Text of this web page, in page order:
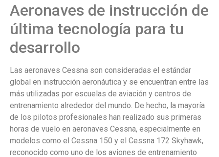
Aeronaves de instrucción de
última tecnología para tu
desarrollo
Las aeronaves Cessna son consideradas el estándar
global en instrucción aeronáutica y se encuentran entre las
más utilizadas por escuelas de aviación y centros de
entrenamiento alrededor del mundo. De hecho, la mayoría
de los pilotos profesionales han realizado sus primeras
horas de vuelo en aeronaves Cessna, especialmente en
modelos como el Cessna 150 y el Cessna 172 Skyhawk,
reconocido como uno de los aviones de entrenamiento